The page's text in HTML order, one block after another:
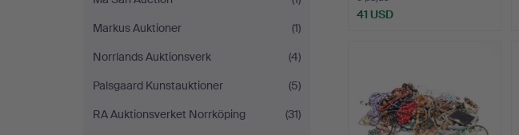
Markus Auktioner
(1)
Norrlands Auktionsverk
(4)
Palsgaard Kunstauktioner
(5)
RA Auktionsverket Norrköping
(31)
41 USD